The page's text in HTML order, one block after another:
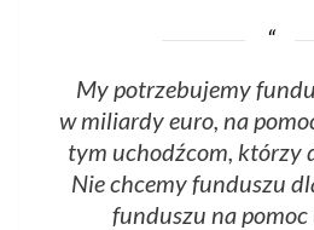
My potrzebujemy
w miliardy euro, na
tym uchodźcom, którzy
Nie chcemy funduszu
funduszu na